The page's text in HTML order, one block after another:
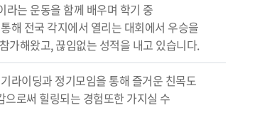
는 운동을 함께 배우며 학기 중
해 전국 각지에서 열리는 대회에서 우승을
가해왔고, 끊임없는 성적을 내고 있습니다.
라이딩과 정기모임을 통해 즐거운 친목도
로써 힐링되는 경험또한 가지실 수